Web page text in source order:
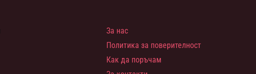
За нас
Политика за поверителност
Как да поръчам